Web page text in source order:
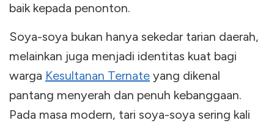
baik kepada penonton.
Soya-soya bukan hanya sekedar tarian daerah,
melainkan juga menjadi identitas kuat bagi
warga Kesultanan Ternate yang dikenal
pantang menyerah dan penuh kebanggaan.
Pada masa modern, tari soya-soya sering kali